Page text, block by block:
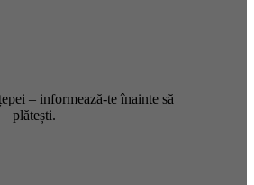
– informează-te înainte să
plătești.